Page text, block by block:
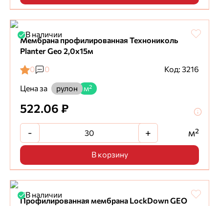
В наличии
Мембрана профилированная Технониколь
Planter Geo 2,0х15м
0
0
Код: 3216
Цена за
рулон м²
522.06 ₽
- + м²
В корзину
В наличии
Профилированная мембрана LockDown GEO